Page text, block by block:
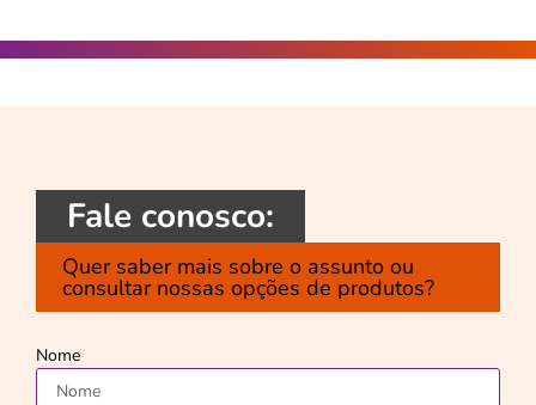
Fale conosco:
Quer saber mais sobre o assunto ou
consultar nossas opções de produtos?
Nome